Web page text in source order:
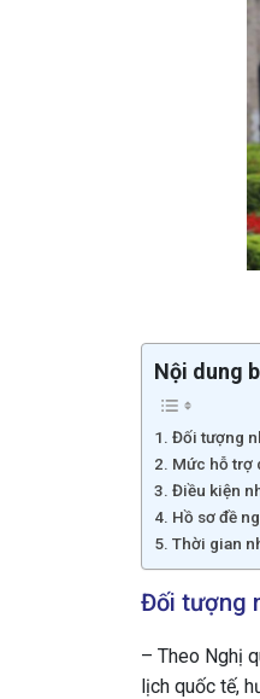
Nội dung
Đối tượng
Mức hỗ trợ
Điều kiện
Hồ sơ đề
Thời gian
Đối tượng
– Theo Nghị
lịch quốc tế,